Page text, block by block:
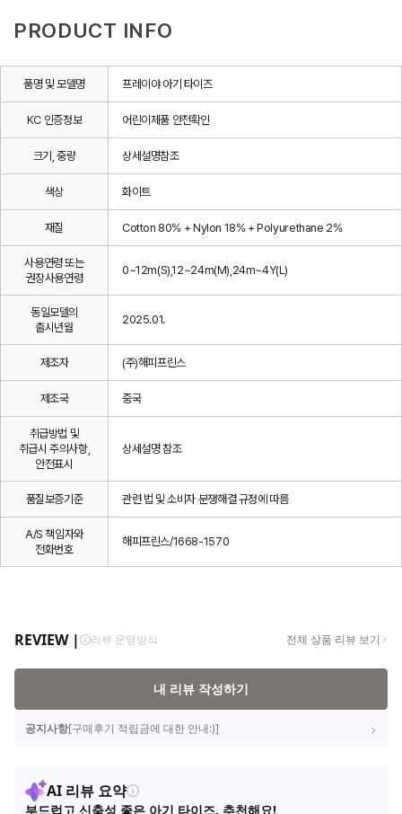
PRODUCT INFO
품명 및 모델명 프레이야 아기 타이즈
KC 인증정보 어린이제품 안전확인
크기, 중량 상세설명참조
색상 화이트
재질 Cotton 80% + Nylon 18% + Polyurethane 2%
사용연령 또는
권장사용연령
0~12m(S),12~24m(M),24m~4Y(L)
동일모델의
출시년월
2025.01.
제조자 (주)해피프린스
제조국 중국
취급방법 및
취급시 주의사항,
안전표시
상세설명 참조
품질보증기준 관련 법 및 소비자 분쟁해결 규정에 따름
A/S 책임자와
전화번호
해피프린스/1668-1570